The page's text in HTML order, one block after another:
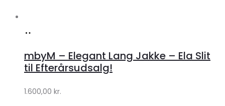
Lykke
Lykke
mbyM – Elegant Lang Jakke – Ela Slit
til Efterårsudsalg!
1.600,00 kr.